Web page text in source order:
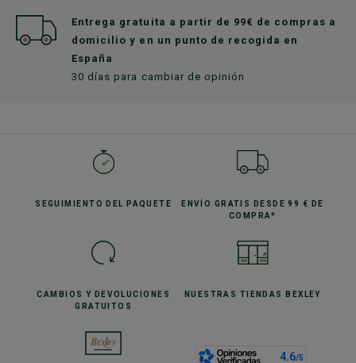
Entrega gratuita a partir de 99€ de compras a
domicilio y en un punto de recogida en
España
30 días para cambiar de opinión
SEGUIMIENTO DEL PAQUETE ENVÍO GRATIS
DESDE 99 € DE
COMPRA*
CAMBIOS Y DEVOLUCIONES
GRATUITOS
NUESTRAS TIENDAS BEXLEY